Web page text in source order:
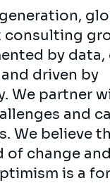
consulting
by data,
driven by
We partner
and
We believe
of change and
is a